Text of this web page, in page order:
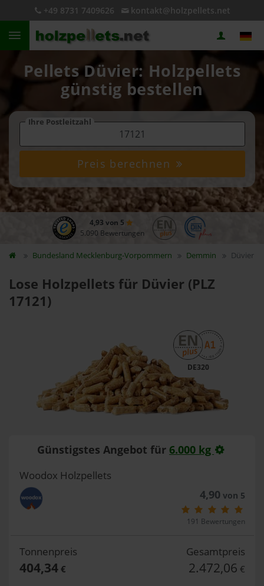
+49 8731 7409626 kontakt@holzpellets.net
Pellets Düvier: Holzpellets
günstig bestellen
Ihre Postleitzahl
Preis berechnen
4,93 von 5
5.090 Bewertungen
Bundesland Mecklenburg-Vorpommern Demmin Düvier
Lose Holzpellets für Düvier (PLZ
17121)
DE320
Günstigstes Angebot für 6.000 kg
Woodox Holzpellets
4,90 von 5
191 Bewertungen
Tonnenpreis
404,34€
Gesamtpreis
2.472,06 €